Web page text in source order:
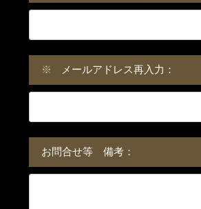
※ メールアドレス再入力：
お問合せ等 備考：